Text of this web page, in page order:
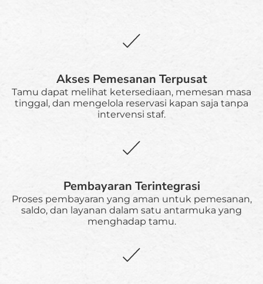
Akses Pemesanan Terpusat
Tamu dapat melihat ketersediaan, memesan masa
tinggal, dan mengelola reservasi kapan saja tanpa
intervensi staf.
Pembayaran Terintegrasi
Proses pembayaran yang aman untuk pemesanan,
saldo, dan layanan dalam satu antarmuka yang
menghadap tamu.